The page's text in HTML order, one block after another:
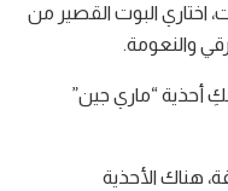
اختاري البوت القصير من
والنعومة.
أحذية “ماري جين”
هناك الأحذية